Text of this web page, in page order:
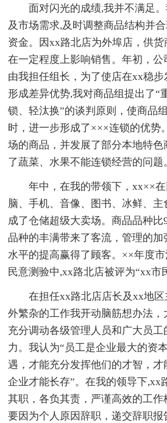
面对闪光的成绩,我并不满足
及市场需求,及时调整商品结构并
资金。因xx路北店为外埠店，供
在一定程度上影响销售。年初，公
由我担任组长，为了使店在xx稳
形成差异优势,我对商品组提出了“
锁、轻汰换”的谈判原则，使商品
时，进一步形成了×××连锁的优势
场的商品，并发展了部分本地特
了蔬菜、水果不能连锁经营的问题
年中，在我的带领下，xx××
脑、手机、音像、图书、冰鲜、
成了仓储超级大卖场。商品品种比
品种的丰满带来了客流，管理的
水平的提高赢得了顾客。××年度
民意测验中,xx路北店被评为“xx市
在担任xx路北店店长及xx地
外繁杂的工作我开动脑筋想办法
充分调动各级管理人员和广大员
力。我认为“员工是企业最大的资
遇，才能充分发挥他们的才智，
企业才能长存”。在我的领导下,xx
其职，各负其责，严谨高效的工
要因为个人原因辞职，递交辞职